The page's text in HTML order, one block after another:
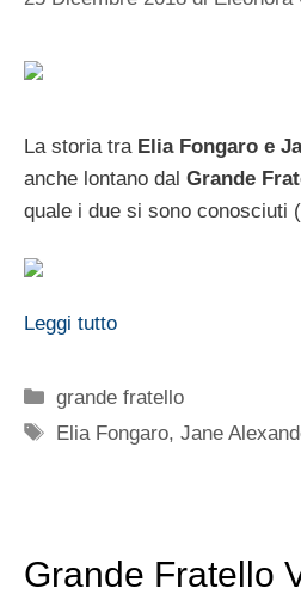
La storia traElia Fongaro e
anche lontano dal Grande
quale i due si sono conosciuti
Leggi tutto
Categorie
grande fratello
Tag
Elia Fongaro,Jane
Grande Fratello